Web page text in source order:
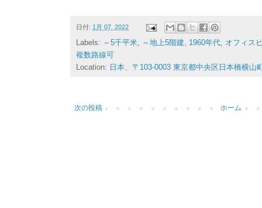
日付: 1月 07, 2022
Labels: ～5千平米, ～地上5階建, 1960年代, オフィス
複数路線可
Location: 日本、〒103-0003 東京都中央区日本橋横山
次の投稿 ホーム